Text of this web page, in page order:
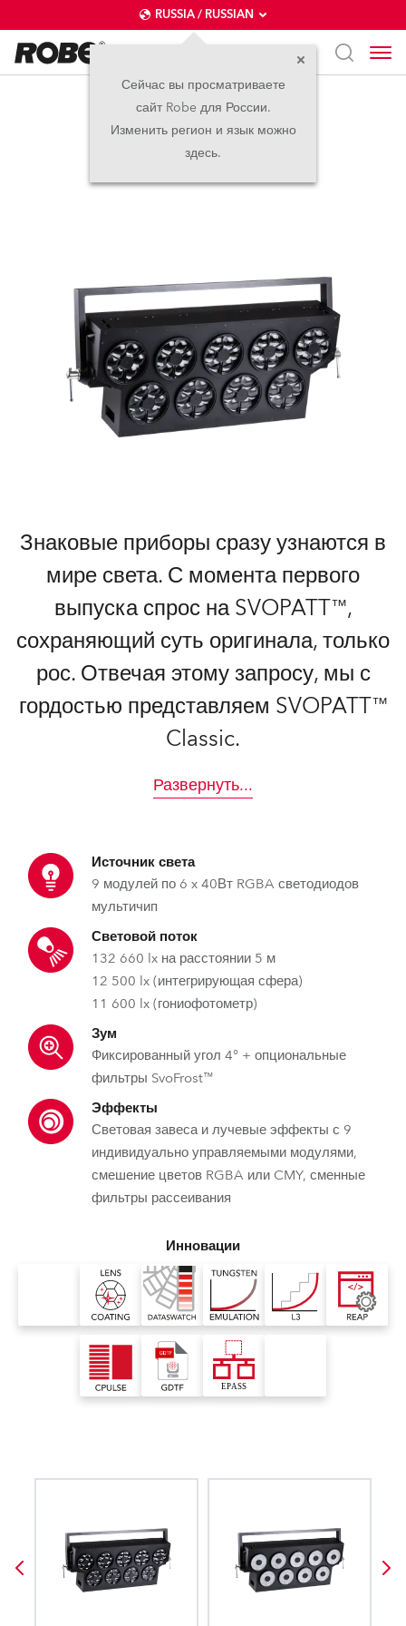
RUSSIA / RUSSIAN
Сейчас вы просматриваете
сайт Robe для России.
Изменить регион и язык можно
здесь.
SVOPATT™ Classic
новинка
Знаковые приборы сразу узнаются в
мире света. С момента первого
выпуска спрос на SVOPATT™,
сохраняющий суть оригинала, только
рос. Отвечая этому запросу, мы с
гордостью представляем SVOPATT™
Classic.
Развернуть...
Источник света
9 модулей по 6 x 40Вт RGBA светодиодов
мультичип
Световой поток
132 660 lx на расстоянии 5 м
12 500 lx (интегрирующая сфера)
11 600 lx (гониофотометр)
Зум
Фиксированный угол 4° + опциональные
фильтры SvoFrost™
Эффекты
Световая завеса и лучевые эффекты с 9
индивидуально управляемыми модулями,
смешение цветов RGBA или CMY, сменные
фильтры рассеивания
Инновации